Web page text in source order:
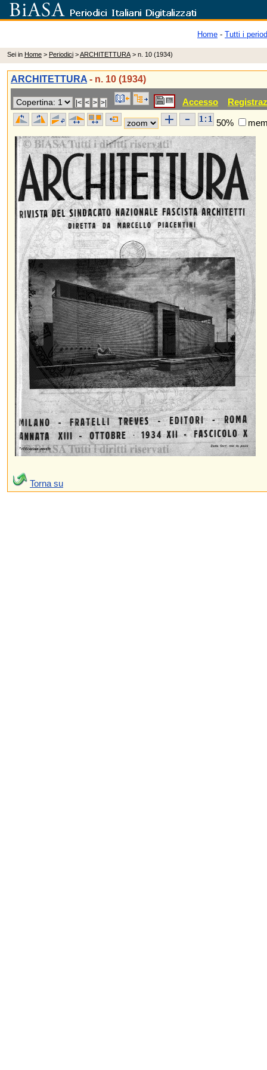
Home - Tutti i
Sei in Home > Periodici >ARCHITETTURA > n. 10 (1934)
ARCHITETTURA - n. 10 (1934)
Accesso
50%
Torna su